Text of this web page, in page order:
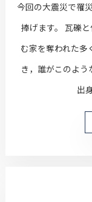
今回の大震災で罹
捧げます。 瓦礫
む家を奪われた多
き，誰がこのよ
出